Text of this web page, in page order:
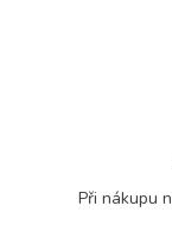
Při nákupu